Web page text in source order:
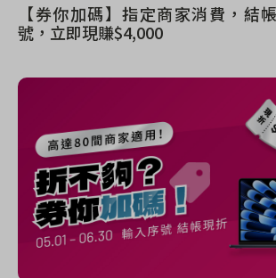
【券你加碼】指定商家消費，結
號，立即現賺$4,000